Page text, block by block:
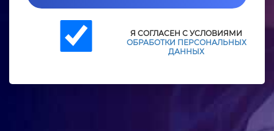
Я СОГЛАСЕН С УСЛОВИЯМИ
ОБРАБОТКИ ПЕРСОНАЛЬНЫХ
ДАННЫХ